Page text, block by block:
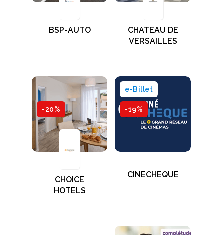
BSP-AUTO
CHATEAU DE
VERSAILLES
-20%
CHOICE
HOTELS
-19%
e-Billet
CINECHEQUE